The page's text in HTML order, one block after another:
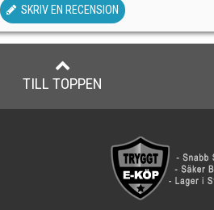
SKRIV EN RECENSION
TILL TOPPEN